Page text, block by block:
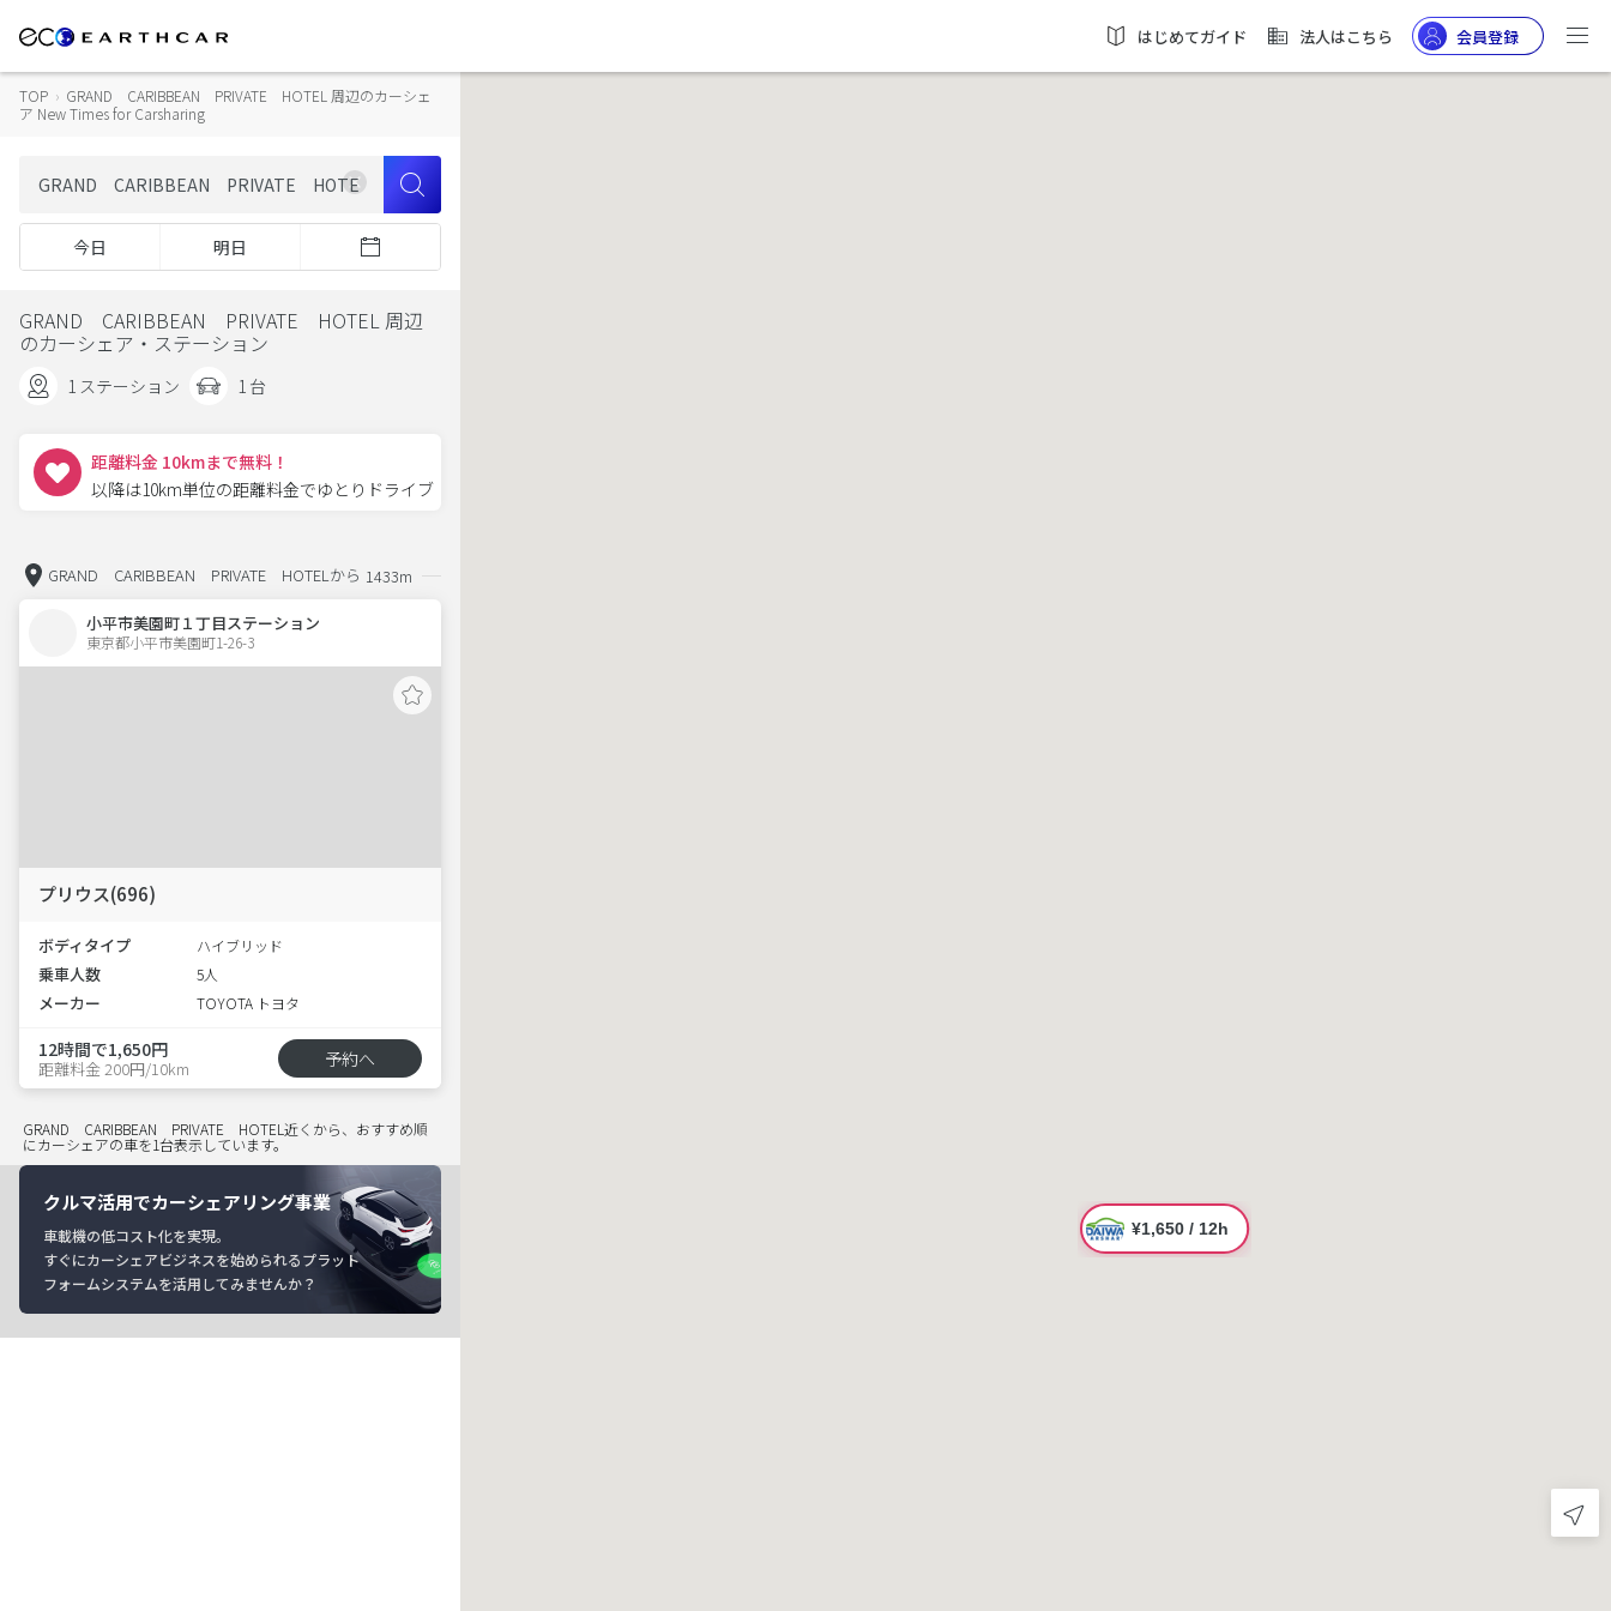
はじめてガイド 法人はこちら 会員登録
TOP › GRAND CARIBBEAN PRIVATE HOTEL 周辺のカーシェ
ア New Times for Carsharing
今日 明日
GRAND CARIBBEAN PRIVATE HOTEL 周辺
のカーシェア・ステーション
1 ステーション 1 台
距離料金 10kmまで無料！
以降は10km単位の距離料金でゆとりドライブ
GRAND CARIBBEAN PRIVATE HOTELから 1433m
小平市美園町１丁目ステーション
東京都小平市美園町1-26-3
プリウス(696)
ボディタイプ ハイブリッド
乗車人数 5人
メーカー TOYOTA トヨタ
12時間で1,650円
距離料金 200円/10km 予約へ
GRAND CARIBBEAN PRIVATE HOTEL近くから、おすすめ順
にカーシェアの車を1台表示しています。
クルマ活用でカーシェアリング事業
車載機の低コスト化を実現。
すぐにカーシェアビジネスを始められるプラット
フォームシステムを活用してみませんか？